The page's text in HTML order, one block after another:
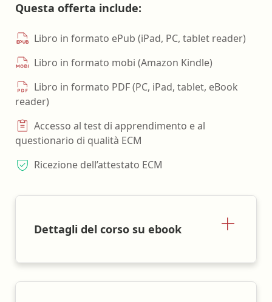
Questa offerta include:
Libro in formato ePub (iPad, PC, tablet reader)
Libro in formato mobi (Amazon Kindle)
Libro in formato PDF (PC, iPad, tablet, eBook
reader)
Accesso al test di apprendimento e al
questionario di qualità ECM
Ricezione dell’attestato ECM
Dettagli del corso su ebook